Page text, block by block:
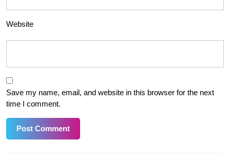
Website
Save my name, email, and website in this browser for the next
time I comment.